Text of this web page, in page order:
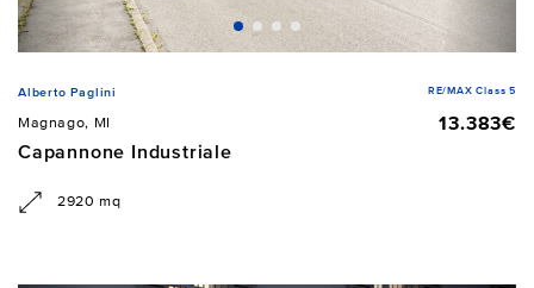
Alberto Paglini RE/MAX Class 5
Magnago, MI
13.383€
Capannone Industriale
2920 mq